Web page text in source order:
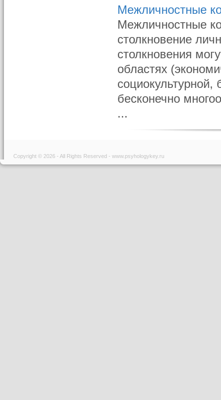
Межличностные
Межличностные
столкновение
столкновения
областях
бесконечно
...
Copyright © 2026 - All Rights Reserved - www.psyhologykey.ru